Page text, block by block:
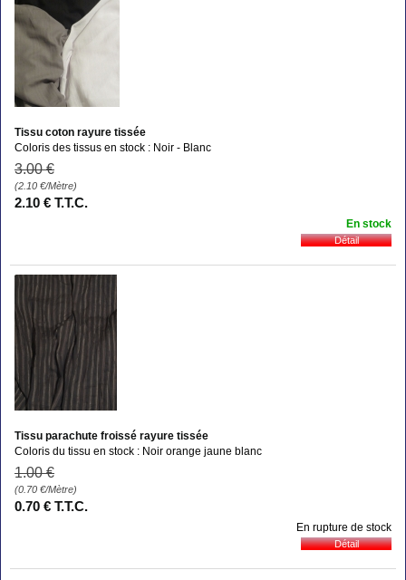
Tissu coton rayure tissée
Coloris des tissus en stock : Noir - Blanc
3.00 €
(2.10 €/Mètre)
2.10 € T.T.C.
En stock
Tissu parachute froissé rayure tissée
Coloris du tissu en stock : Noir orange jaune blanc
1.00 €
(0.70 €/Mètre)
0.70 € T.T.C.
En rupture de stock